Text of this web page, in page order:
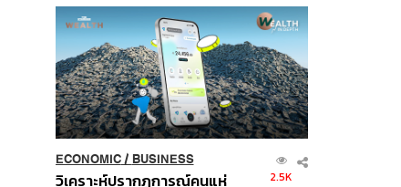
Order
ECONOMIC/ BUSINESS
วิเคราะห์ปรากฏการณ์คนแห่ 2.5K